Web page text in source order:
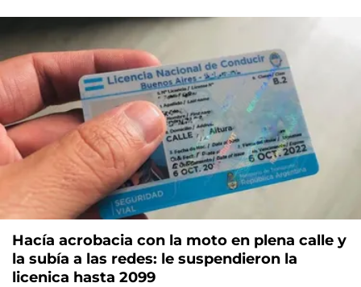
Hacía acrobacia con la moto en plena calle y
la subía a las redes: le suspendieron la
licenica hasta 2099